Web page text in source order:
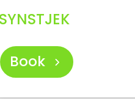
SYNSTJEK
Book